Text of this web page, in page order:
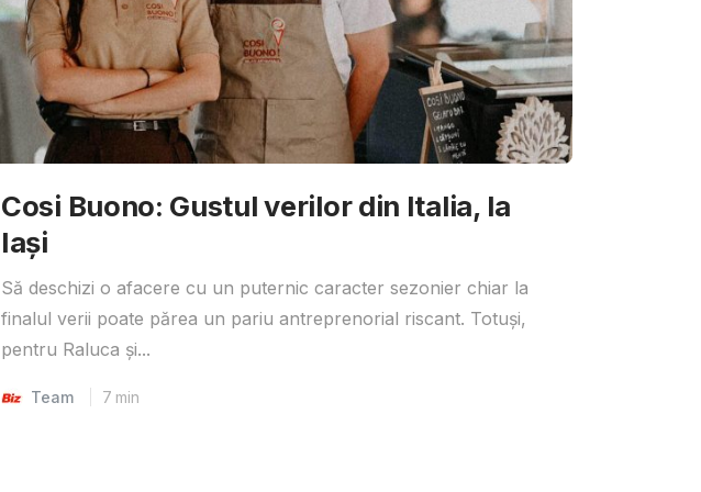
Cosi Buono: Gustul verilor din Italia, la
Iași
Să deschizi o afacere cu un puternic caracter sezonier chiar la
finalul verii poate părea un pariu antreprenorial riscant. Totuși,
pentru Raluca și...
Team 7 min